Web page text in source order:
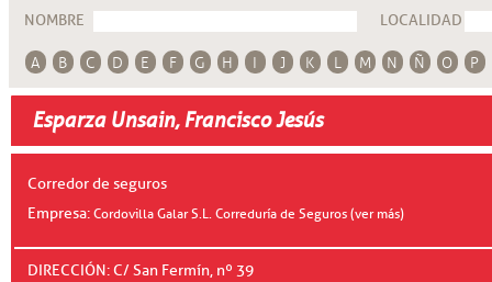
NOMBRE LOCALIDAD
A B C D E F G H I J K L M N Ñ O P
Esparza Unsain, Francisco Jesús
Corredor de seguros
Empresa:Cordovilla Galar S.L. Correduría de Seguros (ver más)
DIRECCIÓN: C/ San Fermín, nº 39